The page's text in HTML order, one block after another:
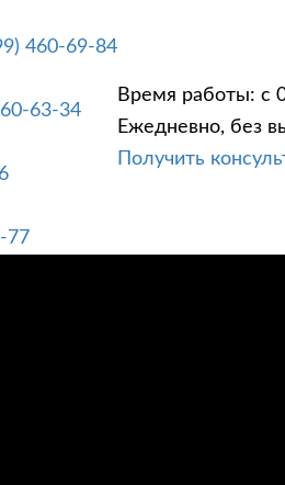
460-69-84
63-34
77
Время работы: с
Ежедневно, без
Получить